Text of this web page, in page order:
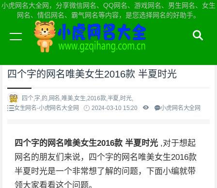
小虎网名大全网，分享微信网名、QQ网名、游戏网名、男生网名、女生
网名、情侣网名、霸气网名等内容，是您选择网名的好助手。
当前位置：小虎网名大全网首页>女生网名
四个字的网名唯美女生2016款 半夏时光
四个,字,的,网名,唯美,女生,2016款,半夏,时光,
女生网名-小虎网名大全网
2024-03-10 15:20 小虎网名大全网
四个字的网名唯美女生2016款 半夏时光 ,对于想起
网名的朋友们来说，四个字的网名唯美女生2016款
半夏时光是一个非常想了解的问题，下面小编就带
领大家看看这个问题。